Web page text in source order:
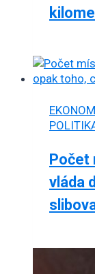
Počet
vláda